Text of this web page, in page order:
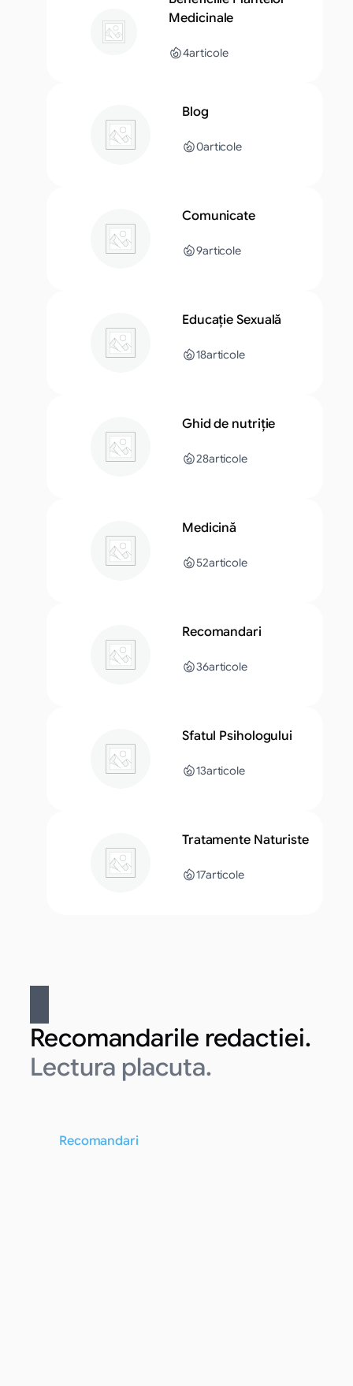
Medicinale
4articole
Blog
0articole
Comunicate
9articole
Educație Sexuală
18articole
Ghid de nutriție
28articole
Medicină
52articole
Recomandari
36articole
Sfatul Psihologului
13articole
Tratamente Naturiste
17articole
Recomandarile redactiei.
Lectura placuta.
Recomandari